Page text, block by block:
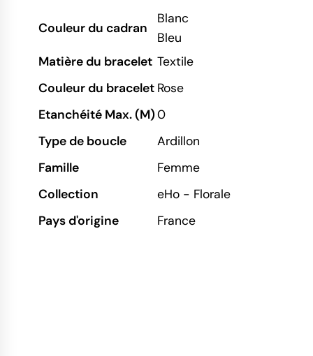
Couleur du cadran
Blanc
Bleu
Matière du bracelet Textile
Couleur du bracelet Rose
Etanchéité Max. (M)0
Type de boucle
Ardillon
Famille
Femme
Collection
eHo - Florale
Pays d'origine
France